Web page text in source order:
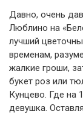
Давно, очень
Люблино на
лучший
временам,
жалкие гроши,
букет роз или
Кунцево. Где на
девушка.